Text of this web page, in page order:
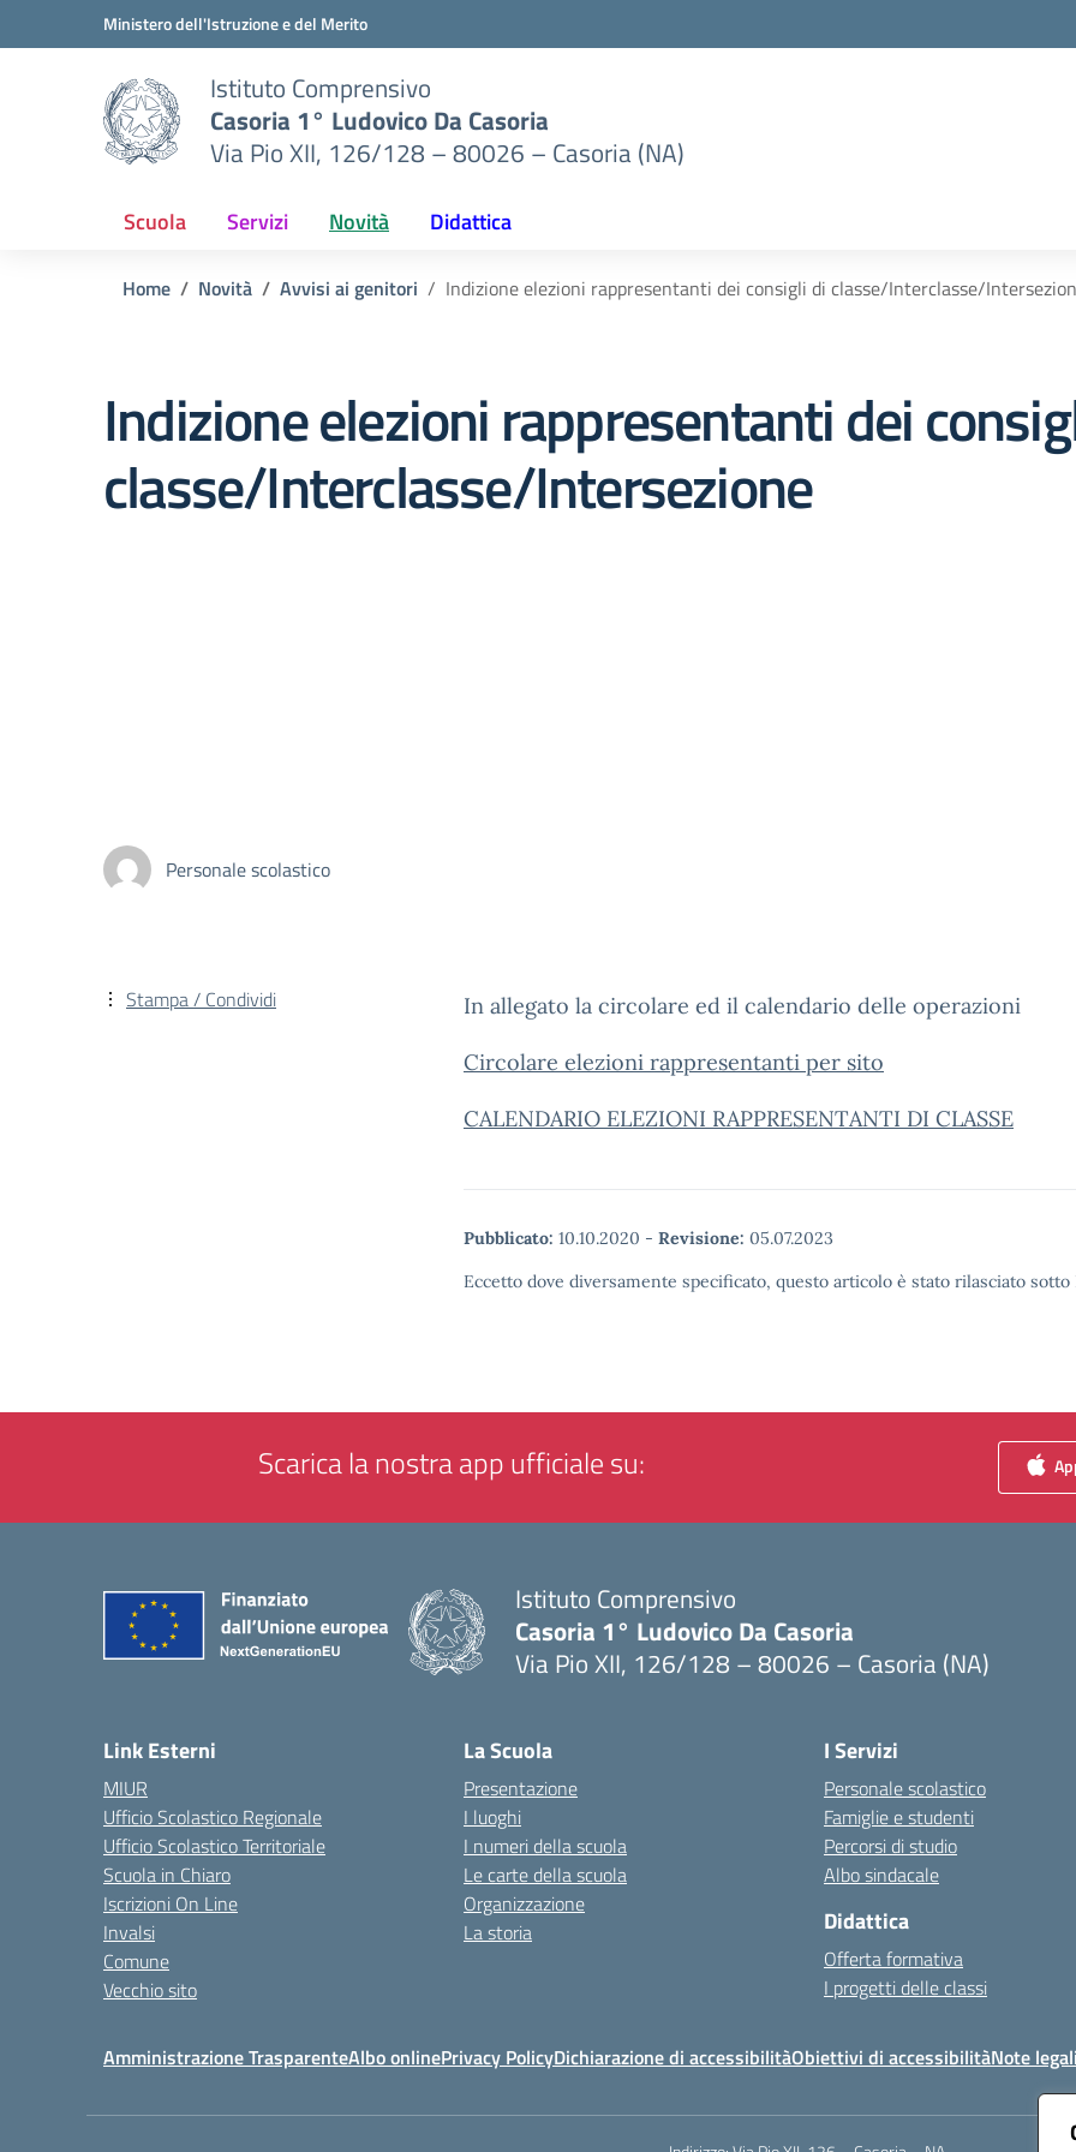
Vai ai contenuti
Vai al menu di navigazioneMinistero dell'Istruzione e del Merito
Istituto Comprensivo
Casoria 1° Ludovico Da Casoria
Via Pio XII, 126/128 – 80026 – Casoria (NA)
Scuola Servizi Novità Didattica
Home Novità Avvisi ai genitori Indizione elezioni rappresentanti dei consigli di classe/Interclasse/
Indizione elezioni rappresentanti dei
classe/Interclasse/Intersezione
Personale scolastico
In allegato la circolare ed il calendario delle operazioni
Circolare elezioni rappresentanti per sito
CALENDARIO ELEZIONI RAPPRESENTANTI DI CLASSE
Pubblicato: 10.10.2020 - Revisione: 05.07.2023
Eccetto dove diversamente specificato, questo articolo è stato rilasciato
Stampa / Condividi
Scarica la nostra app ufficiale su:
Istituto Comprensivo
Casoria 1° Ludovico Da Casoria
Via Pio XII, 126/128 – 80026 – Casoria (NA)
Link Esterni
MIUR
Ufficio Scolastico Regionale
Ufficio Scolastico Territoriale
Scuola in Chiaro
Iscrizioni On Line
Invalsi
Comune
Vecchio sito
La Scuola
Presentazione
I luoghi
I numeri della scuola
Le carte della scuola
Organizzazione
La storia
I Servizi
Personale scolastico
Famiglie e studenti
Percorsi di studio
Albo sindacale
Didattica
Offerta formativa
I progetti delle classi
Amministrazione TrasparenteAlbo onlinePrivacy PolicyDichiarazione di accessibilitàObiettivi di accessibilitàNote